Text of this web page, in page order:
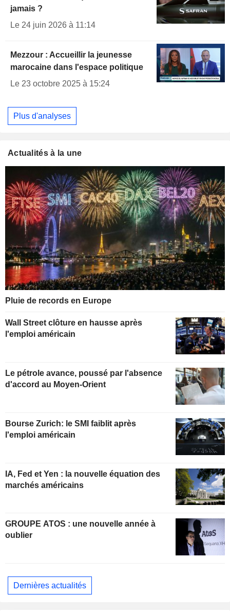
jamais ?
Le 24 juin 2026 à 11:14
Mezzour : Accueillir la jeunesse
marocaine dans l'espace politique
Le 23 octobre 2025 à 15:24
Plus d'analyses
Actualités à la une
Pluie de records en Europe
Wall Street clôture en hausse après
l'emploi américain
Le pétrole avance, poussé par l'absence
d'accord au Moyen-Orient
Bourse Zurich: le SMI faiblit après
l'emploi américain
IA, Fed et Yen : la nouvelle équation des
marchés américains
GROUPE ATOS : une nouvelle année à
oublier
Dernières actualités